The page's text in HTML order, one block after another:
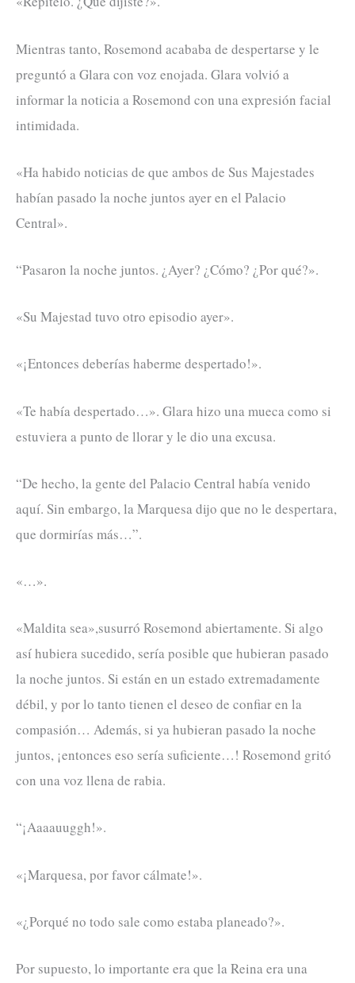
Mientras tanto, Rosemond acababa de despertarse y le
preguntó a Glara con voz enojada. Glara volvió a
informar la noticia a Rosemond con una expresión facial
intimidada.
«Ha habido noticias de que ambos de Sus Majestades
habían pasado la noche juntos ayer en el Palacio
Central».
“Pasaron la noche juntos. ¿Ayer? ¿Cómo? ¿Por qué?».
«Su Majestad tuvo otro episodio ayer».
«¡Entonces deberías haberme despertado!».
«Te había despertado…». Glara hizo una mueca como si
estuviera a punto de llorar y le dio una excusa.
“De hecho, la gente del Palacio Central había venido
aquí. Sin embargo, la Marquesa dijo que no le despertara,
que dormirías más…”.
«…».
«Maldita sea»,susurró Rosemond abiertamente. Si algo
así hubiera sucedido, sería posible que hubieran pasado
la noche juntos. Si están en un estado extremadamente
débil, y por lo tanto tienen el deseo de confiar en la
compasión… Además, si ya hubieran pasado la noche
juntos, ¡entonces eso sería suficiente…! Rosemond gritó
con una voz llena de rabia.
“¡Aaaauuggh!».
«¡Marquesa, por favor cálmate!».
«¿Porqué no todo sale como estaba planeado?».
Por supuesto, lo importante era que la Reina era una